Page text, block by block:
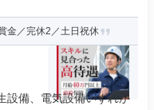
金／完休2／土日祝休
設備、電気設備いずれか